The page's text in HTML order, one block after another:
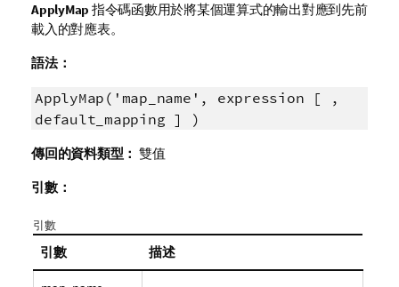
ApplyMap 指令碼函數用於將某個運算式的輸出對應到先前
載入的對應表。
語法：
ApplyMap('map_name', expression [ ,
default_mapping ] )
傳回的資料類型： 雙值
引數：
引數
引數 描述